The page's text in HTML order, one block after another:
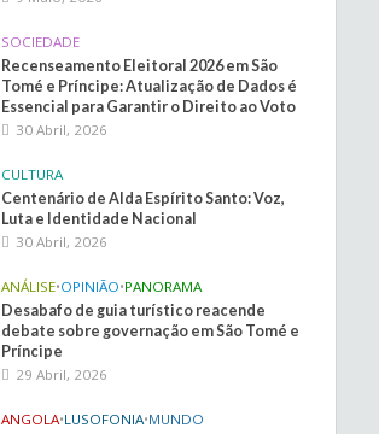
SOCIEDADE
Recenseamento Eleitoral 2026 em São
Tomé e Príncipe: Atualização de Dados é
Essencial para Garantir o Direito ao Voto
30 Abril, 2026
CULTURA
Centenário de Alda Espírito Santo: Voz,
Luta e Identidade Nacional
30 Abril, 2026
ANÁLISE•OPINIÃO•PANORAMA
Desabafo de guia turístico reacende
debate sobre governação em São Tomé e
Príncipe
29 Abril, 2026
ANGOLA•LUSOFONIA•MUNDO